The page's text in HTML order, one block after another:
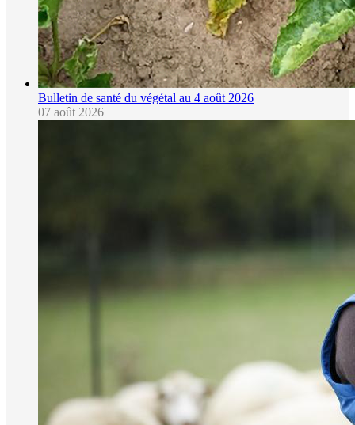
Bulletin de santé du végétal au 4 août 2026
07 août 2026